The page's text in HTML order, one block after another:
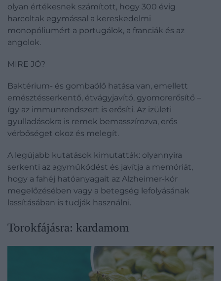
olyan értékesnek számított, hogy 300 évig
harcoltak egymással a kereskedelmi
monopóliumért a portugálok, a franciák és az
angolok.
MIRE JÓ?
Baktérium- és gombaölő hatása van, emellett
emésztésserkentő, étvágyjavító, gyomorerősítő –
így az immunrendszert is erősíti. Az izületi
gyulladásokra is remek bemasszírozva, erős
vérbőséget okoz és melegít.
A legújabb kutatások kimutatták: olyannyira
serkenti az agyműködést és javítja a memóriát,
hogy a fahéj hatóanyagait az Alzheimer-kór
megelőzésében vagy a betegség lefolyásának
lassításában is tudják használni.
Torokfájásra: kardamom